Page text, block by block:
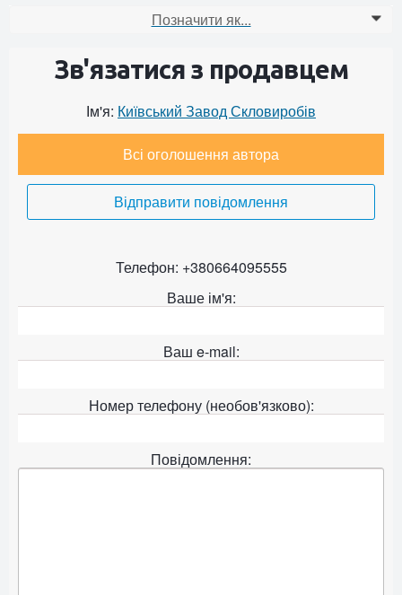
Позначити як... 0
Зв'язатися з продавцем
Ім'я: Київський Завод Скловиробів
Всі оголошення автора
Відправити повідомлення
Телефон: +380664095555
Ваше ім'я:
Ваш e-mail:
Номер телефону (необов'язково):
Повідомлення: